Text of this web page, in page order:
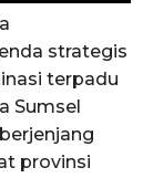
strategis
terpadu
Sumsel
provinsi